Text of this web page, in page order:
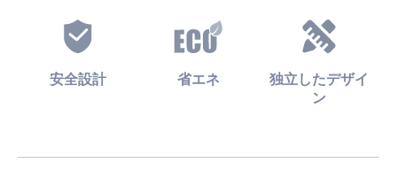
安全設計 省エネ
独立したデザイ
ン